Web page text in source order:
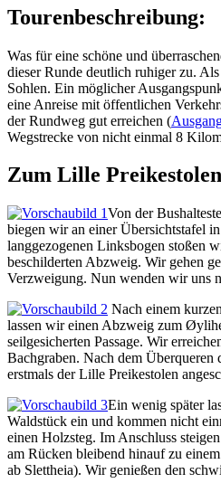
Tourenbeschreibung:
Was für eine schöne und
dieser Runde deutlich ruhiger zu.
Sohlen. Ein möglicher
eine Anreise mit öffentlichen
der Rundweg gut erreichen (
Wegstrecke von nicht einmal 8
Zum Lille
Von der
biegen wir an einer Übersichtstafel
langgezogenen Linksbogen stoßen
beschilderten Abzweig. Wir gehen
Verzweigung. Nun wenden wir uns
Nach einem
lassen wir einen Abzweig zum
seilgesicherten Passage. Wir
Bachgraben. Nach dem Überqueren
erstmals der Lille Preikestolen
Ein wenig später
Waldstück ein und kommen nicht
einen Holzsteg. Im Anschluss
am Rücken bleibend hinauf zu
ab Slettheia). Wir genießen den